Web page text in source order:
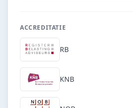
ACCREDITATIE
RB
KNB